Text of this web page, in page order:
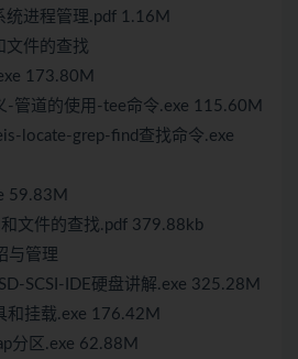
进程管理.pdf 1.16M
文件的查找
173.80M
-管道的使用-tee命令.exe 115.60M
locate-grep-find查找命令.exe
59.83M
文件的查找.pdf 379.88kb
与管理
SCSI-IDE硬盘讲解.exe 325.28M
和挂载.exe 176.42M
分区.exe 62.88M